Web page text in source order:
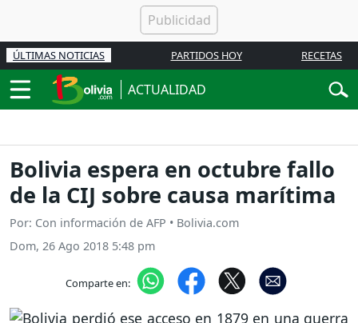
ÚLTIMAS NOTICIAS PARTIDOS HOY RECETAS
ACTUALIDAD
Bolivia espera en octubre fallo
de la CIJ sobre causa marítima
Por: Con información de AFP • Bolivia.com
Dom, 26 Ago 2018 5:48 pm
Comparte en: